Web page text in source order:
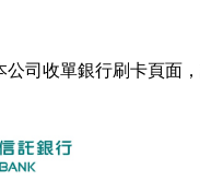
公司收單銀行刷卡頁面